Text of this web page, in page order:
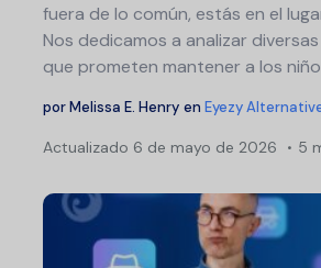
fuera de lo común, estás en el
Nos dedicamos a analizar
que prometen mantener a los
porMelissa E. Henry en Eyezy
Actualizado 6 de mayo de 2026 5